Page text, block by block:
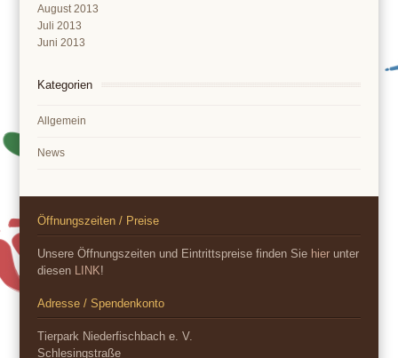
August 2013
Juli 2013
Juni 2013
Kategorien
Allgemein
News
Öffnungszeiten / Preise
Unsere Öffnungszeiten und Eintrittspreise finden Sie hier unter
diesen LINK!
Adresse / Spendenkonto
Tierpark Niederfischbach e. V.
Schlesingstraße